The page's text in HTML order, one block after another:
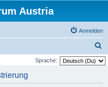
Austria
Anmelden
u
Sprache: